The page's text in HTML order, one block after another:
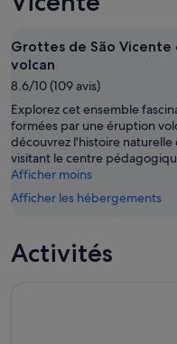
août
août
-
11
août
week-
end
prochain,
14
août
-
16
août
Grottes de São Vicente
volcan
8.6/10 (109 avis)
Explorez cet ensemble
formées par une éruption
découvrez l'histoire
visitant le centre
Afficher moins
Afficher les hébergements
Activités